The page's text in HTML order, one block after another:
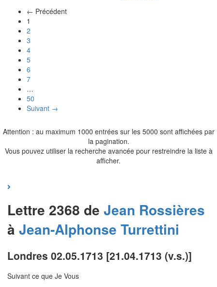
← Précédent
1
2
3
4
5
6
7
…
50
Suivant →
Attention : au maximum 1000 entrées sur les 5000 sont affichées par
la pagination.
Vous pouvez utiliser la recherche avancée pour restreindre la liste à
afficher.
Lettre 2368 de Jean Rossières
à Jean-Alphonse Turrettini
Londres 02.05.1713 [21.04.1713 (v.s.)]
Suivant ce que Je Vous